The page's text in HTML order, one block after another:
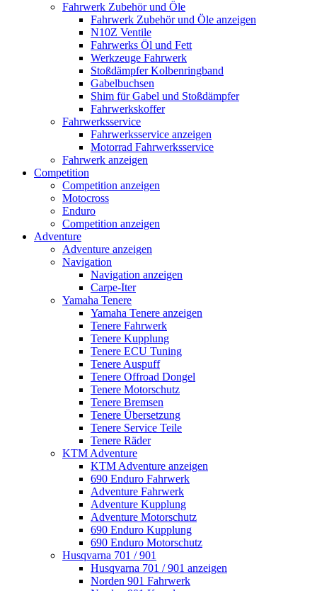
Fahrwerk Zubehör und Öle
Fahrwerk Zubehör und Öle anzeigen
N10Z Ventile
Fahrwerks Öl und Fett
Werkzeuge Fahrwerk
Stoßdämpfer Kolbenringband
Gabelbuchsen
Shim für Gabel und Stoßdämpfer
Fahrwerkskoffer
Fahrwerksservice
Fahrwerksservice anzeigen
Motorrad Fahrwerksservice
Fahrwerk anzeigen
Competition
Competition anzeigen
Motocross
Enduro
Competition anzeigen
Adventure
Adventure anzeigen
Navigation
Navigation anzeigen
Carpe-Iter
Yamaha Tenere
Yamaha Tenere anzeigen
Tenere Fahrwerk
Tenere Kupplung
Tenere ECU Tuning
Tenere Auspuff
Tenere Offroad Dongel
Tenere Motorschutz
Tenere Bremsen
Tenere Übersetzung
Tenere Service Teile
Tenere Räder
KTM Adventure
KTM Adventure anzeigen
690 Enduro Fahrwerk
Adventure Fahrwerk
Adventure Kupplung
Adventure Motorschutz
690 Enduro Kupplung
690 Enduro Motorschutz
Husqvarna 701 / 901
Husqvarna 701 / 901 anzeigen
Norden 901 Fahrwerk